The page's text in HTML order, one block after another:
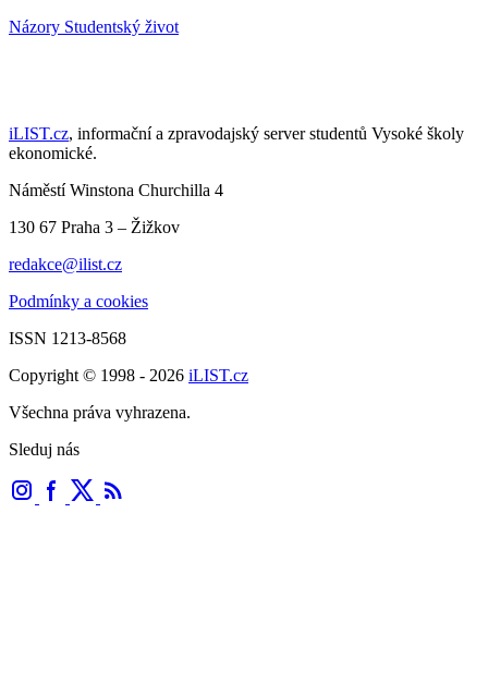
Názory Studentský život
iLIST.cz, informační a zpravodajský server studentů Vysoké školy
ekonomické.
Náměstí Winstona Churchilla 4
130 67 Praha 3 – Žižkov
redakce@ilist.cz
Podmínky a cookies
ISSN 1213-8568
Copyright © 1998 - 2026 iLIST.cz
Všechna práva vyhrazena.
Sleduj nás